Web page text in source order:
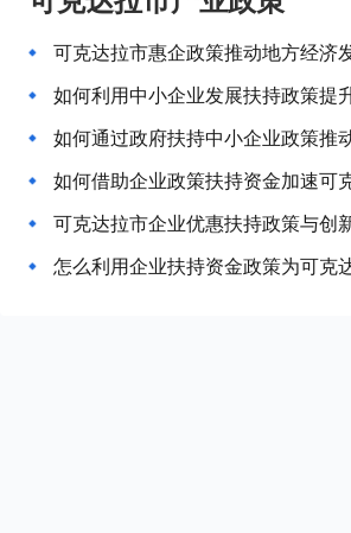
可克达拉市惠企政策推动地方经济
如何利用中小企业发展扶持政策提
如何通过政府扶持中小企业政策推
如何借助企业政策扶持资金加速可
可克达拉市企业优惠扶持政策与创
怎么利用企业扶持资金政策为可克